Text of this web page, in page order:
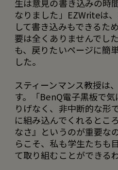
生は意見の書き込みの時
なりました」EZWriteは
して書き込みもできるた
要は全くありませんでし
も、戻りたいページに簡
した。
スティーンマンス教授は
す。「BenQ電子黒板で
りげなく、非中断的な形
に組み込んでくれるとこ
なさ』というのが重要な
らこそ、私も学生たちも
て取り組むことができる